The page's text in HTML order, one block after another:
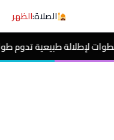
الصلاة:الظهر
طوال اليوم مصر الآن